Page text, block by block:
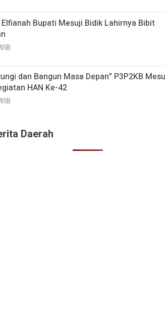
Bupati Mesuji Bidik Lahirnya Bibit
dan Bangun Masa Depan” P3P2KB
HAN Ke-42
Daerah